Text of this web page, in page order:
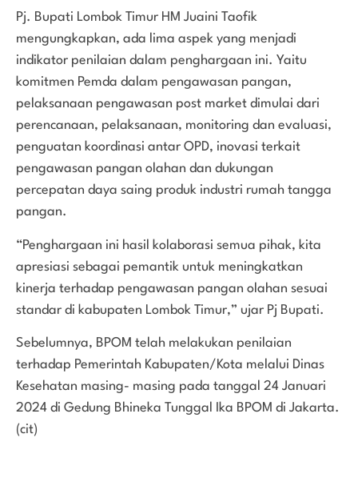
Pj. Bupati Lombok Timur HM Juaini Taofik
mengungkapkan, ada lima aspek yang menjadi
indikator penilaian dalam penghargaan ini. Yaitu
komitmen Pemda dalam pengawasan pangan,
pelaksanaan pengawasan post market dimulai dari
perencanaan, pelaksanaan, monitoring dan evaluasi,
penguatan koordinasi antar OPD, inovasi terkait
pengawasan pangan olahan dan dukungan
percepatan daya saing produk industri rumah tangga
pangan.
“Penghargaan ini hasil kolaborasi semua pihak, kita
apresiasi sebagai pemantik untuk meningkatkan
kinerja terhadap pengawasan pangan olahan sesuai
standar di kabupaten Lombok Timur,” ujar Pj Bupati.
Sebelumnya, BPOM telah melakukan penilaian
terhadap Pemerintah Kabupaten/Kota melalui Dinas
Kesehatan masing- masing pada tanggal 24 Januari
2024 di Gedung Bhineka Tunggal Ika BPOM di Jakarta.
(cit)